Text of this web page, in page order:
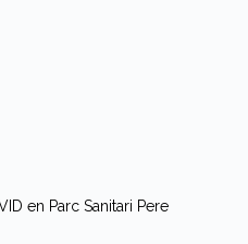
en Parc Sanitari Pere